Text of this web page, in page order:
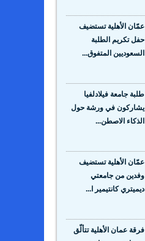
عمّان الأهلية تستضيف
حفل تكريم الطلبة
السعوديين المتفوق...
طلبة جامعة فيلادلفيا
يشاركون في ورشة حول
الذكاء الاصطن...
عمّان الأهلية تستضيف
وفدين من جامعتي
ديميتري كانتيمير ا...
فرقة عمان الأهلية تتألّق